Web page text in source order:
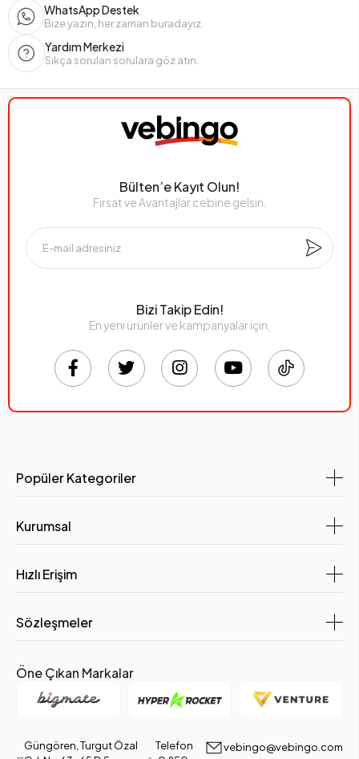
WhatsApp Destek
Bize yazın, her zaman buradayız.
Yardım Merkezi
Sıkça sorulan sorulara göz atın.
Bülten’e Kayıt Olun!
Fırsat ve Avantajlar cebine gelsin.
Bizi Takip Edin!
En yeni ürünler ve kampanyalar için,
Popüler Kategoriler
Kurumsal
Hızlı Erişim
Sözleşmeler
Öne Çıkan Markalar
Güngören, Turgut Özal
Telefon
vebingo@vebingo.com